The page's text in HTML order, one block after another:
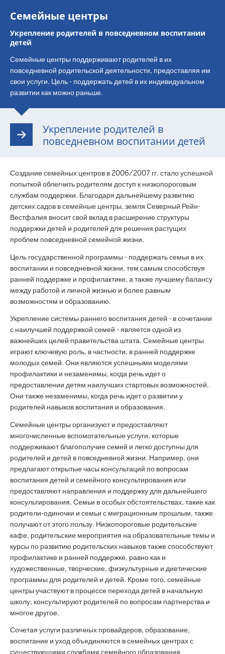
Семейные центры
Укрепление родителей в повседневном воспитании
детей
Семейные центры поддерживают родителей в их
повседневной родительской деятельности, предоставляя им
свои услуги. Цель - поддержать детей в их индивидуальном
развитии как можно раньше.
Укрепление родителей в
повседневном воспитании детей
Создание семейных центров в 2006/2007 гг. стало успешной
попыткой облегчить родителям доступ к низкопороговым
службам поддержки. Благодаря дальнейшему развитию
детских садов в семейные центры, земля Северный Рейн-
Вестфалия вносит свой вклад в расширение структуры
поддержки детей и родителей для решения растущих
проблем повседневной семейной жизни.
Цель государственной программы - поддержать семьи в их
воспитании и повседневной жизни, тем самым способствуя
ранней поддержке и профилактике, а также лучшему балансу
между работой и личной жизнью и более равным
возможностям и образованию.
Укрепление системы раннего воспитания детей - в сочетании
с наилучшей поддержкой семей - является одной из
важнейших целей правительства штата. Семейные центры
играют ключевую роль, в частности, в ранней поддержке
молодых семей. Они являются успешными моделями
профилактики и незаменимы, когда речь идет о
предоставлении детям наилучших стартовых возможностей.
Они также незаменимы, когда речь идет о развитии у
родителей навыков воспитания и образования.
Семейные центры организуют и предоставляют
многочисленные вспомогательные услуги, которые
поддерживают благополучие семей и легко доступны для
родителей и детей в повседневной жизни. Например, они
предлагают открытые часы консультаций по вопросам
воспитания детей и семейного консультирования или
предоставляют направления и поддержку для дальнейшего
консультирования. Семьи в особых обстоятельствах, такие как
родители-одиночки и семьи с миграционным прошлым, также
получают от этого пользу. Низкопороговые родительские
кафе, родительские мероприятия на образовательные темы и
курсы по развитию родительских навыков также способствуют
профилактике и ранней поддержке, равно как и
художественные, творческие, физкультурные и диетические
программы для родителей и детей. Кроме того, семейные
центры участвуют в процессе перехода детей в начальную
школу, консультируют родителей по вопросам партнерства и
многое другое.
Сочетая услуги различных провайдеров, образование,
воспитание и уход объединяются в семейных центрах с
существующими службами семейного образования,